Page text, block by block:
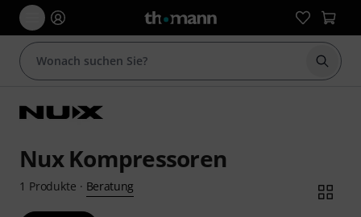
Suche
Nux Kompressoren
1 Produkte · Beratung